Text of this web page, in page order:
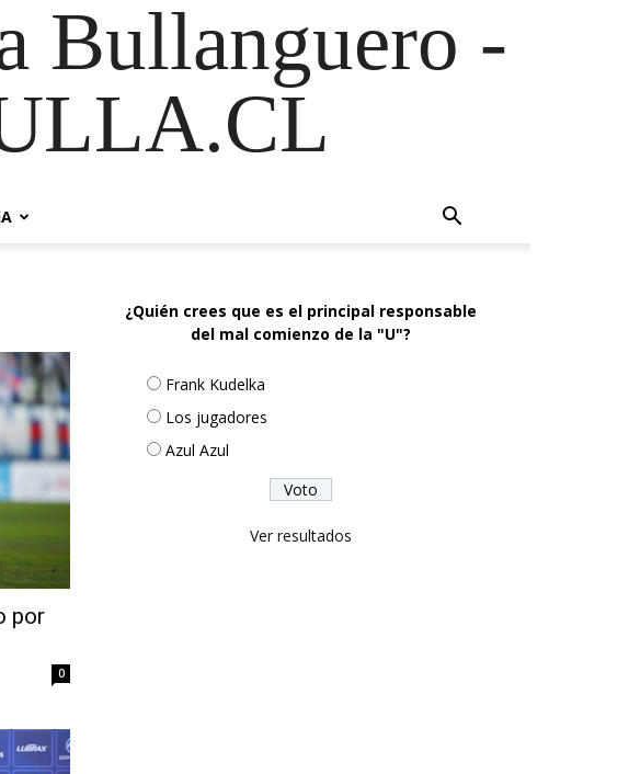
Bullanguero -
por
0
¿Quién crees que es el principal responsable
del mal comienzo de la "U"?
Frank Kudelka
Los jugadores
Azul Azul
Ver resultados